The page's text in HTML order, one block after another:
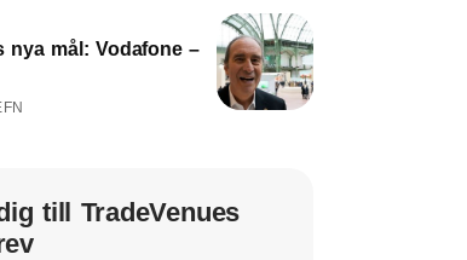
nya mål: Vodafone –
till TradeVenues